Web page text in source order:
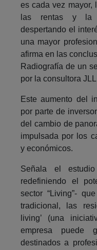
es cada vez mayor,
las rentas y la
despertando el
una mayor
afirma en las
Radiografía de un
por la consultora
Este aumento del
por parte de
del cambio de
impulsada por los
y económicos.
Señala el
redefiniendo el
sector “Living”-
tradicional, las
living’ (una
empresa puede
destinados a